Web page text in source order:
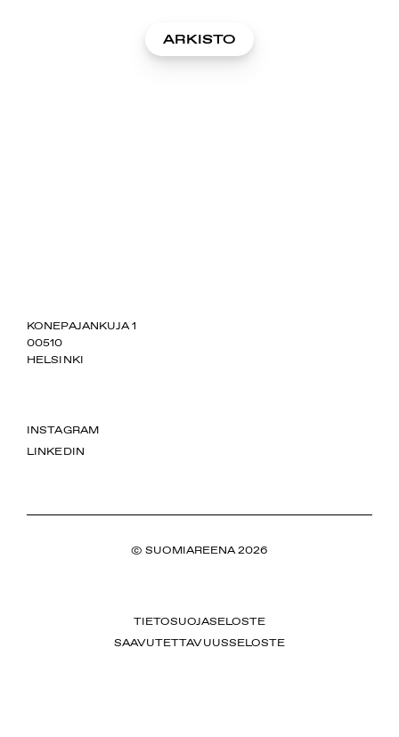
ARKISTO
SUOMIAREENA
KONEPAJANKUJA 1
00510
HELSINKI
INSTAGRAM
LINKEDIN
© SUOMIAREENA 2026
TIETOSUOJASELOSTE
SAAVUTETTAVUUSSELOSTE